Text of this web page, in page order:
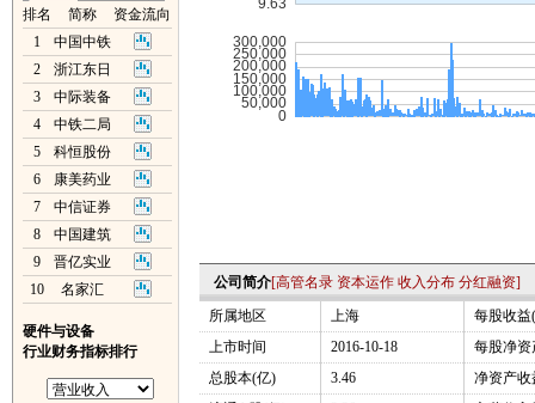
排名
简称
资金流向
1
中国中铁
2
浙江东日
3
中际装备
4
中铁二局
5
科恒股份
6
康美药业
7
中信证券
8
中国建筑
9
晋亿实业
10
名家汇
硬件与设备
行业财务指标排行
公司简介[高管名录 资本运作 收入分布 分红融资]
所属地区
上海
每股收益
上市时间
2016-10-18
每股净资
总股本(亿)
3.46
净资产收